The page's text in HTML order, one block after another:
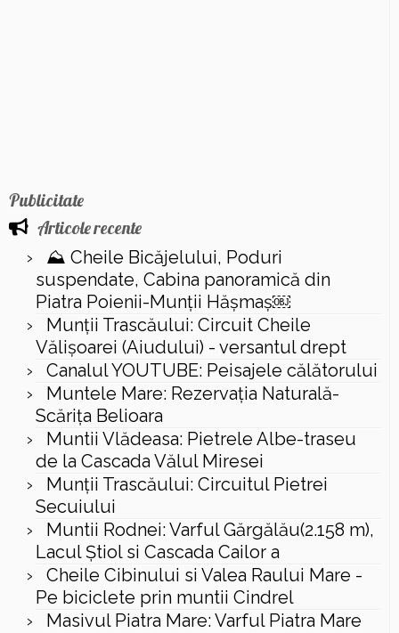
Publicitate
Articole recente
⛰️ Cheile Bicăjelului, Poduri
suspendate, Cabina panoramică din
Piatra Poienii-Munții Hășmaș￼
Munții Trascăului: Circuit Cheile
Vălișoarei (Aiudului) - versantul drept
Canalul YOUTUBE: Peisajele călătorului
Muntele Mare: Rezervaţia Naturală-
Scăriţa Belioara
Muntii Vlădeasa: Pietrele Albe-traseu
de la Cascada Vălul Miresei
Munții Trascăului: Circuitul Pietrei
Secuiului
Muntii Rodnei: Varful Gărgălău(2.158 m),
Lacul Ştiol si Cascada Cailor a
Cheile Cibinului si Valea Raului Mare -
Pe biciclete prin muntii Cindrel
Masivul Piatra Mare: Varful Piatra Mare